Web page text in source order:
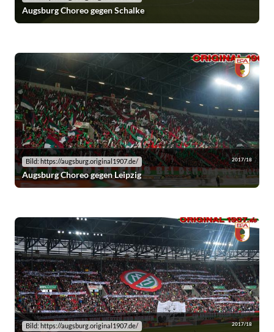
Augsburg Choreo gegen Schalke
Bild: https://augsburg.original1907.de/ 2017/18
Augsburg Choreo gegen Leipzig
Bild: https://augsburg.original1907.de/ 2017/18